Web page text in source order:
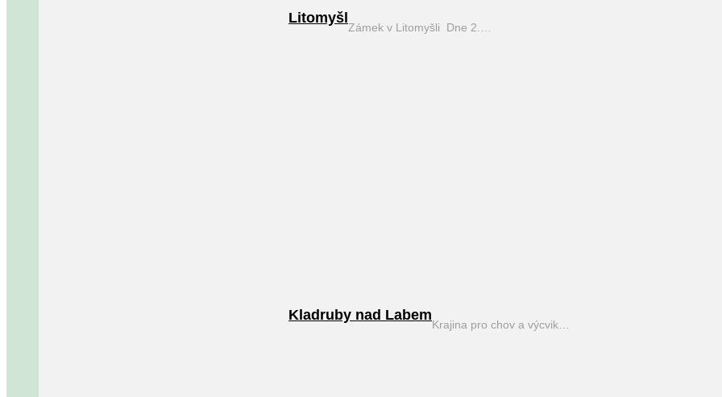
Litomyšl
Zámek v Litomyšli Dne 2.…
Kladruby nad Labem
Krajina pro chov a výcvik…